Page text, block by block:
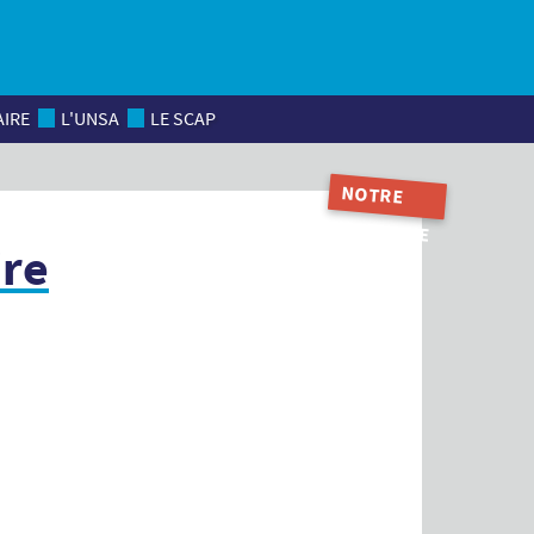
L'UNSA LE SCAP
NOTRE
MAGAZINE